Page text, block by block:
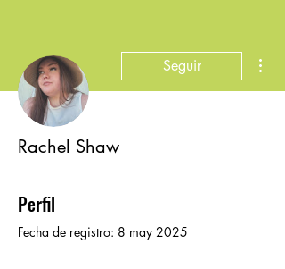
Seguir
Rachel Shaw
Perfil
Fecha de registro: 8 may 2025